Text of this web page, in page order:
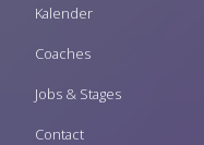
Kalender
Coaches
Jobs & Stages
Contact